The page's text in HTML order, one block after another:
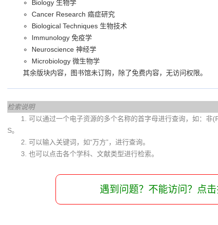
Biology 生物学
Cancer Research 癌症研究
Biological Techniques 生物技术
Immunology 免疫学
Neuroscience 神经学
Microbiology 微生物学
其余版块内容，图书馆未订购，除了免费内容，无访问权限。
检索说明
1. 可以通过一个电子资源的多个名称的首字母进行查询，如：
S。
2. 可以输入关键词，如“万方”，进行查询。
3. 也可以点击各个学科、文献类型进行检索。
遇到问题？不能访问？点